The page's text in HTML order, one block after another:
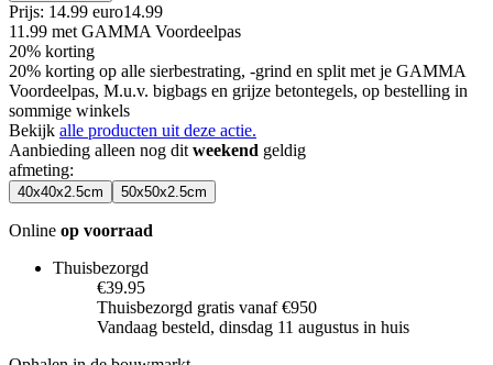
Prijs: 14.99 euro14.99
11.99 met GAMMA Voordeelpas
20% korting
20% korting op alle sierbestrating, -grind en split met je GAMMA
Voordeelpas, M.u.v. bigbags en grijze betontegels, op bestelling in
sommige winkels
Bekijk alle producten uit deze actie.
Aanbieding alleen nog dit weekend geldig
afmeting:
40x40x2.5cm 50x50x2.5cm
Online op voorraad
Thuisbezorgd
€39.95
Thuisbezorgd gratis vanaf €950
Vandaag besteld, dinsdag 11 augustus in huis